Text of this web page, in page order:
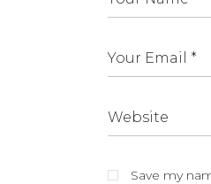
Save my